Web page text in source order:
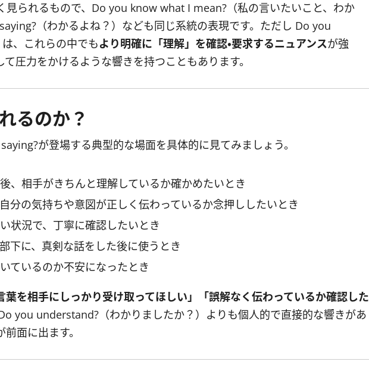
見られるもので、Do you know what I mean?（私の言いたいこと、わか
（わかるよね？）なども同じ系統の表現です。ただし Do you
、これらの中でもより明確に「理解」を確認・要求するニュアンスが強
圧力をかけるような響きを持つこともあります。
るのか？
が登場する典型的な場面を具体的に見てみましょう。
、相手がきちんと理解しているか確かめたいとき
分の気持ちや意図が正しく伝わっているか念押ししたいとき
状況で、丁寧に確認したいとき
下に、真剣な話をした後に使うとき
ているのか不安になったとき
葉を相手にしっかり受け取ってほしい」「誤解なく伝わっているか確認した
you understand?（わかりましたか？）よりも個人的で直接的な響きがあ
面に出ます。